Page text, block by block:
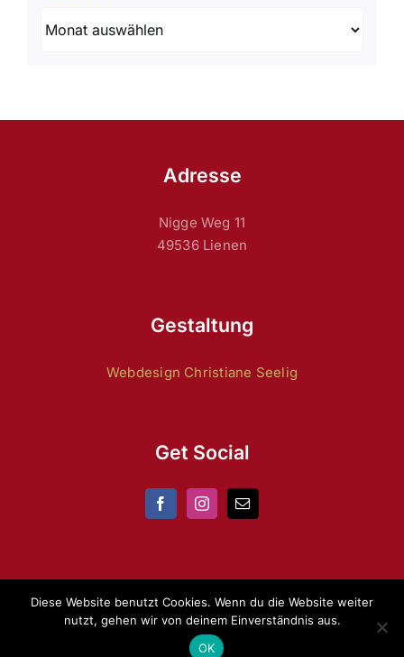
Adresse
Nigge Weg 11
49536 Lienen
Gestaltung
Webdesign Christiane Seelig
Get Social
ZRFV Lienen |
Diese Website benutzt Cookies. Wenn du die Website weiter
nutzt, gehen wir von deinem Einverständnis aus.
OK